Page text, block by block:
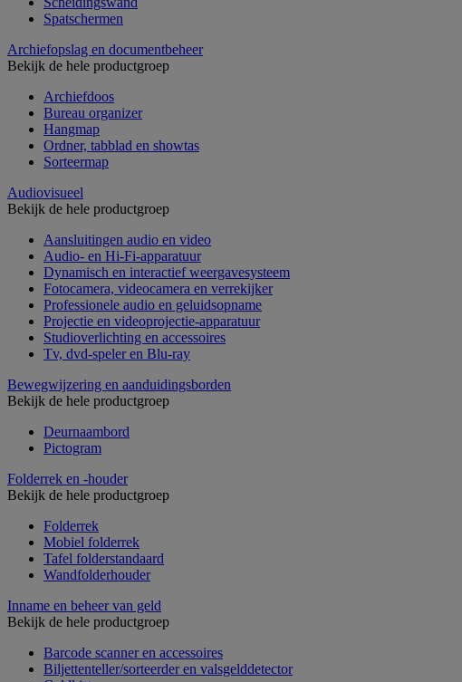
Spatschermen
Archiefopslag en documentbeheer
Bekijk de hele productgroep
Archiefdoos
Bureau organizer
Hangmap
Ordner, tabblad en showtas
Sorteermap
Audiovisueel
Bekijk de hele productgroep
Aansluitingen audio en video
Audio- en Hi-Fi-apparatuur
Dynamisch en interactief weergavesysteem
Fotocamera, videocamera en verrekijker
Professionele audio en geluidsopname
Projectie en videoprojectie-apparatuur
Studioverlichting en accessoires
Tv, dvd-speler en Blu-ray
Bewegwijzering en aanduidingsborden
Bekijk de hele productgroep
Deurnaambord
Pictogram
Folderrek en -houder
Bekijk de hele productgroep
Folderrek
Mobiel folderrek
Tafel folderstandaard
Wandfolderhouder
Inname en beheer van geld
Bekijk de hele productgroep
Barcode scanner en accessoires
Biljettenteller/sorteerder en valsgelddetector